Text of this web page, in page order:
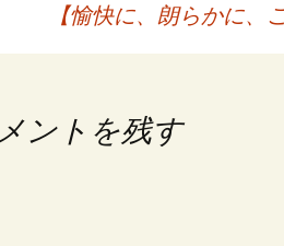
【愉快に、朗らかに
ントを残す